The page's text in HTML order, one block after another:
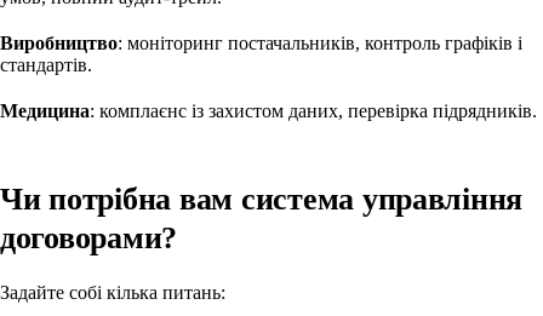
Виробництво: моніторинг постачальників, контроль графіків і
стандартів.
Медицина: комплаєнс із захистом даних, перевірка підрядників.
Чи потрібна вам система управління
договорами?
Задайте собі кілька питань: